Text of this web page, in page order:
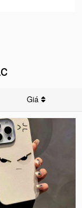
Giá